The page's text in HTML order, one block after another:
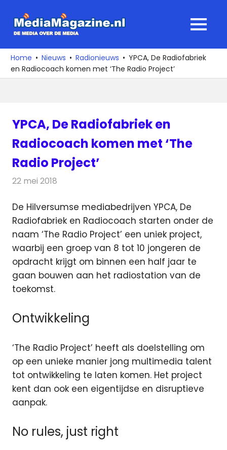
naar
media
over
de
MENU
Home Nieuws Radionieuws
YPCA, De Radiofabriek
en Radiocoach komen met ‘The Radio Project’
YPCA, De Radiofabriek en
Radiocoach komen met ‘The
Radio Project’
22 mei 2018
De Hilversumse mediabedrijven YPCA, De
Radiofabriek en Radiocoach starten onder de
naam ‘The Radio Project’ een uniek project,
waarbij een groep van 8 tot 10 jongeren de
opdracht krijgt om binnen een half jaar te
gaan bouwen aan het radiostation van de
toekomst.
Ontwikkeling
‘The Radio Project’ heeft als doelstelling om
op een unieke manier jong multimedia talent
tot ontwikkeling te laten komen. Het project
kent dan ook een eigentijdse en disruptieve
aanpak.
No rules, just right